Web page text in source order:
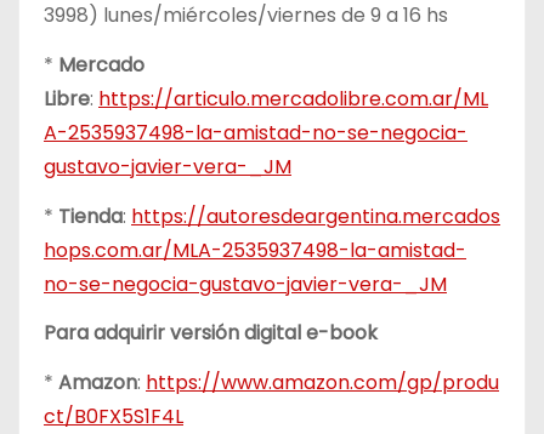
3998) lunes/miércoles/viernes de 9 a 16 hs
* Mercado
Libre: https://articulo.mercadolibre.com.ar/ML
A-2535937498-la-amistad-no-se-negocia-
gustavo-javier-vera-_JM
* Tienda: https://autoresdeargentina.mercados
hops.com.ar/MLA-2535937498-la-amistad-
no-se-negocia-gustavo-javier-vera-_JM
Para adquirir versión digital e-book
* Amazon: https://www.amazon.com/gp/produ
ct/B0FX5S1F4L